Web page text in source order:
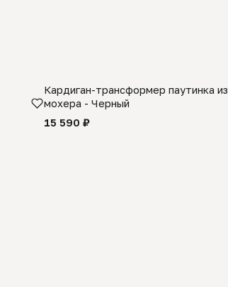
Кардиган-трансформер паутинка из
мохера - Черный
15 590 ₽